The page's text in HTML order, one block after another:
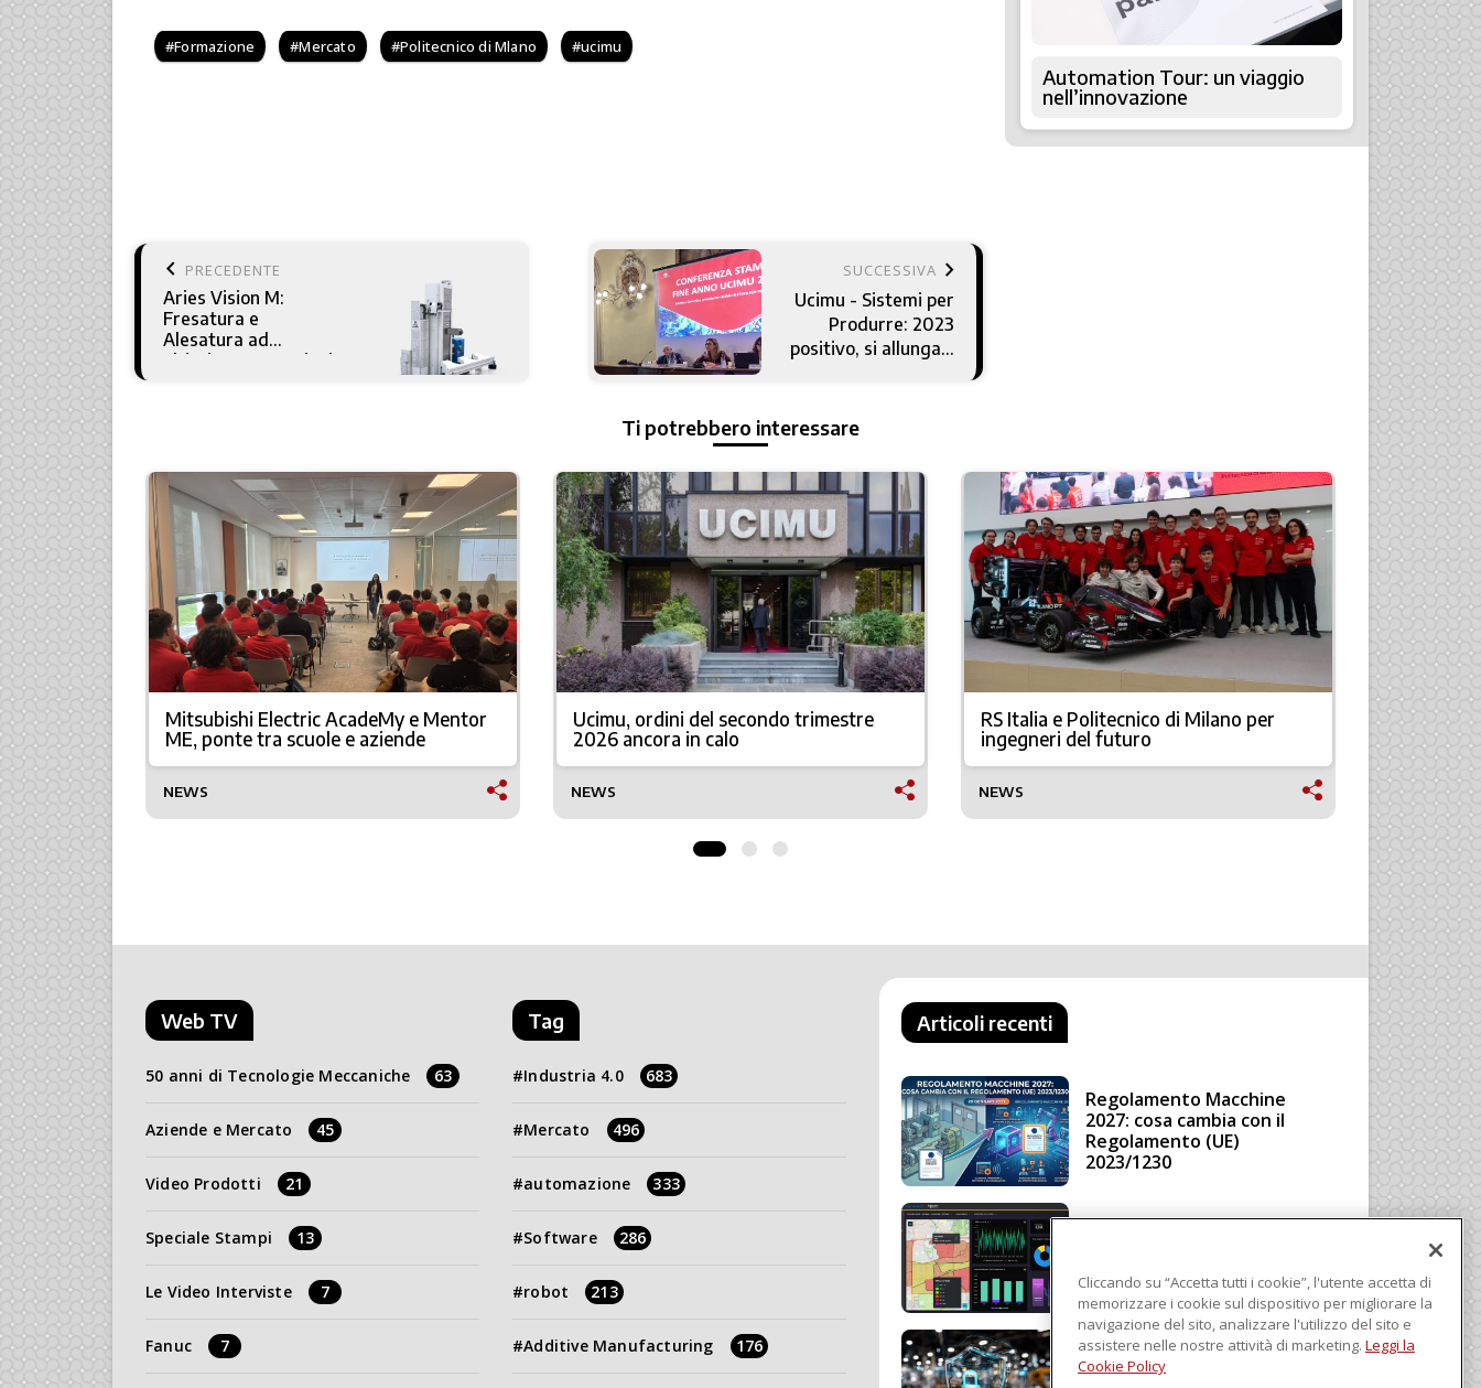
Formazione Mercato Politecnico di Mlano ucimu
keyboard_arrow_left PRECEDENTE
Aries Vision M:
Fresatura e
Alesatura ad
altissime prestazioni
SUCCESSIVA keyboard_arrow_right
Ucimu - Sistemi per
Produrre: 2023
positivo, si allunga il
Automation Tour: un viaggio
nell’innovazione
Ti potrebbero interessare
un
Mitsubishi Electric AcadeMy e Mentor
ME, ponte tra scuole e aziende
NEWS
Ucimu, ordini del secondo trimestre
2026 ancora in calo
NEWS
RS Italia e Politecnico di Milano per
ingegneri del futuro
NEWS
in timida
ECONOMIA
Web TV
50 anni di Tecnologie Meccaniche 63
Aziende e Mercato 45
Video Prodotti 21
Speciale Stampi 13
Le Video Interviste 7
Fanuc 7
Tag
Industria 4.0 683
Mercato 496
automazione 333
Software 286
robot 213
Additive Manufacturing 176
Articoli recenti
Regolamento Macchine
2027: cosa cambia con il
Regolamento (UE)
2023/1230
in cloud
Sicurezza e conformità, 5
Cliccando su “Accetta tutti i cookie”, l'utente accetta di
memorizzare i cookie sul dispositivo per migliorare la
navigazione del sito, analizzare l'utilizzo del sito e
assistere nelle nostre attività di marketing. Leggi la
Cookie Policy